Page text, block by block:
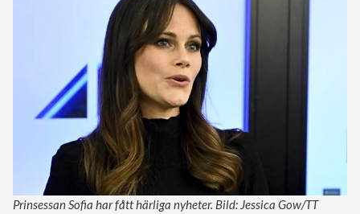
Prinsessan Sofia har fått härliga nyheter. Bild: Jessica Gow/TT